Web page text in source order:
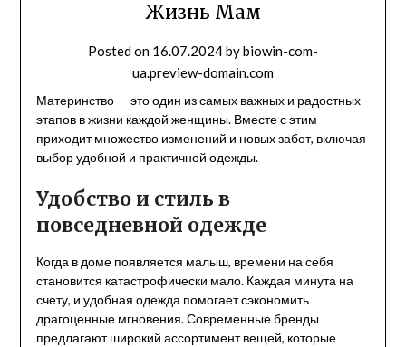
Жизнь Мам
Posted on 16.07.2024bybiowin-com-
ua.preview-domain.com
Материнство — это один из самых важных и радостных
этапов в жизни каждой женщины. Вместе с этим
приходит множество изменений и новых забот, включая
выбор удобной и практичной одежды.
Удобство и стиль в
повседневной одежде
Когда в доме появляется малыш, времени на себя
становится катастрофически мало. Каждая минута на
счету, и удобная одежда помогает сэкономить
драгоценные мгновения. Современные бренды
предлагают широкий ассортимент вещей, которые